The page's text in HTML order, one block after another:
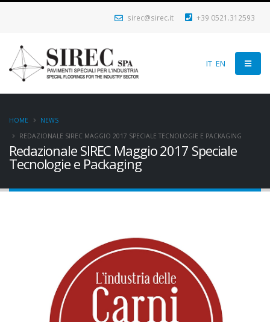
sirec@sirec.it +39 0521.312593
IT EN
Redazionale SIREC Maggio 2017 Speciale
Tecnologie e Packaging
HOME
NEWS
REDAZIONALE SIREC MAGGIO 2017 SPECIALE TECNOLOGIE E PACKAGING